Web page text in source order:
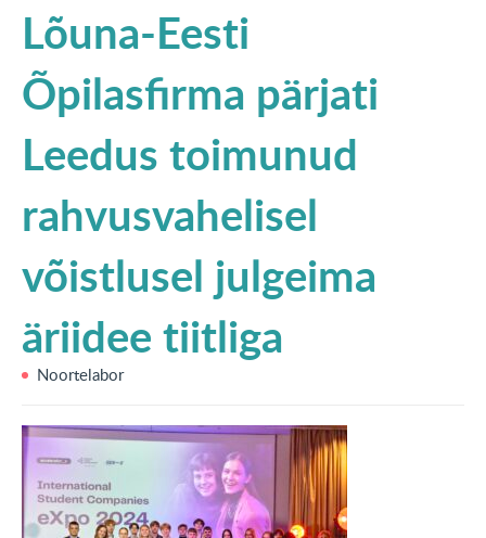
INVESTOR
TUTVUSTUS
UUDISED
English
Lõuna-Eesti
Õpilasfirma pärjati
Leedus toimunud
rahvusvahelisel
võistlusel julgeima
äriidee tiitliga
Noortelabor